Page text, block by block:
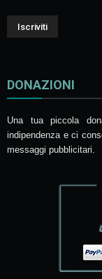
DONAZIONI
Una tua piccola
indipendenza e ci
messaggi pubblicitari.